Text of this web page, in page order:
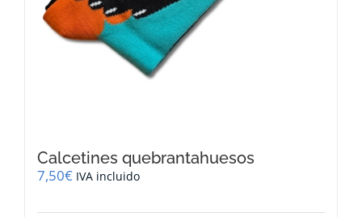
Calcetines quebrantahuesos
7,50€ IVA incluido